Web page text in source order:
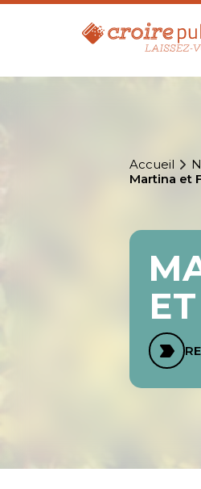
Accueil
Martina et